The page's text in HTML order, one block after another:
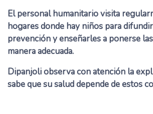
El personal humanitario visita
hogares donde hay niños para
prevención y enseñarles a ponerse
manera adecuada.
Dipanjoli observa con atención la
sabe que su salud depende de estos